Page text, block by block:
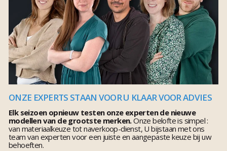
ONZE EXPERTS STAAN VOOR U KLAAR VOOR ADVIES
Elk seizoen opnieuw testen onze experten de nieuwe
modellen van de grootste merken.Onze belofte is simpel :
van materiaalkeuze tot naverkoop-dienst, U bijstaan met ons
team van experten voor een juiste en aangepaste keuze bij uw
behoeften.